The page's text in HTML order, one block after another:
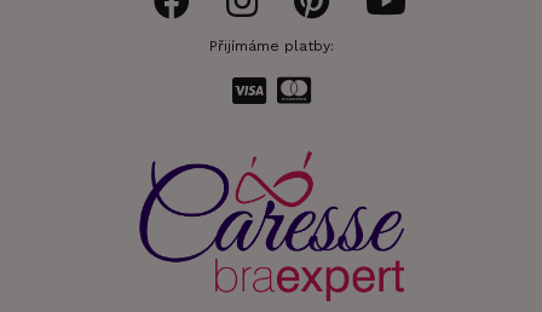
Přijímáme platby: